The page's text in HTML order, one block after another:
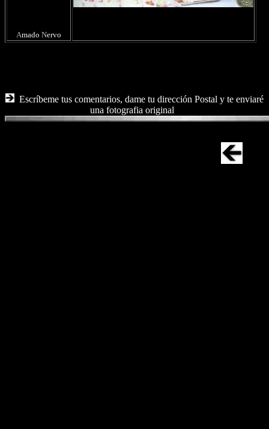
Amado Nervo
Escríbeme tus comentarios, dame tu dirección Postal y te enviaré
una fotografia original